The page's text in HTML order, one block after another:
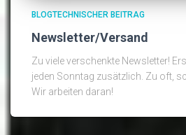
BLOGTECHNISCHER BEITRAG
Newsletter/Versand
Zu viele verschenkte Newsletter!
jeden Sonntag zusätzlich. Zu oft,
Wir arbeiten daran!